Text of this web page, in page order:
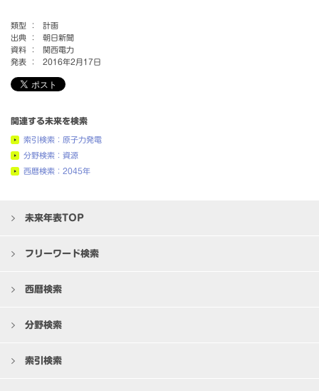
類型 ：
計画
出典 ：
朝日新聞
資料 ：
関西電力
発表 ：
2016年2月17日
関連する未来を検索
索引検索：原子力発電
分野検索：資源
西暦検索：2045年
未来年表TOP
フリーワード検索
西暦検索
分野検索
索引検索